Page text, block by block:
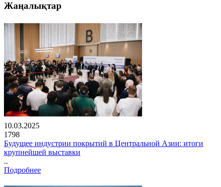
Жаңалықтар
10.03.2025
1798
Будущее индустрии покрытий в Центральной Азии: итоги
крупнейшей выставки
..
Подробнее